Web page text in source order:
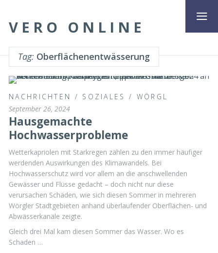
VERO ONLINE
Tag: Oberflächenentwässerung
NACHRICHTEN / SOZIALES / WÖRGL
September 26, 2024
Hausgemachte
Hochwasserprobleme
Wetterkapriolen mit Starkregen zählen zu den immer häufiger
werdenden Auswirkungen des Klimawandels. Bei
Hochwasserschutz wird vor allem an die anschwellenden
Gewässer und Flüsse gedacht – doch nicht nur diese
verursachen Schäden, wie sich diesen Sommer in mehreren
Wörgler Stadtgebieten anhand überlaufender Oberflächen- und
Abwässerkanäle zeigte.
Gleich drei Mal kam diesen Sommer das Wasser. Wo es
Schaden …